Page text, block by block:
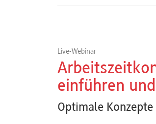
Live-Webinar
einführen
Optimale